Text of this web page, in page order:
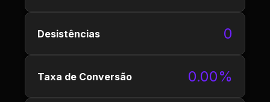
Desistências 0
Taxa de Conversão 0.00%